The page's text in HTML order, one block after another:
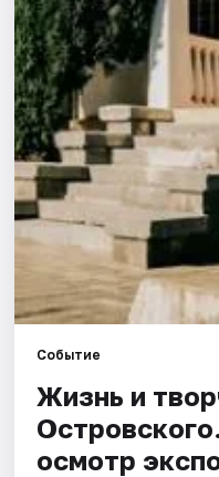
Площадки
Артисты
Рейтинги
Событие
Жизнь и
осмотр